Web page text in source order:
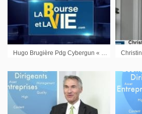
Hugo Brugière Pdg Cybergun « une situation financière saine, une croissance retrouvée, une profitabilité également retrouvée. »